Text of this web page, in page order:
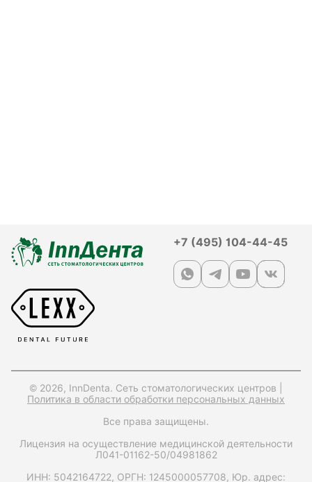
+7 (495) 104-44-45
© 2026, InnDenta. Сеть стоматологических центров |
Политика в области обработки персональных данных
Все права защищены.
Лицензия на осуществление медицинской деятельности
Л041-01162-50/04981862
ИНН: 5042164722, ОРГН: 1245000057708, Юр. адрес: